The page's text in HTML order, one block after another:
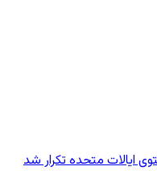
ایالات متحده تکرار شد